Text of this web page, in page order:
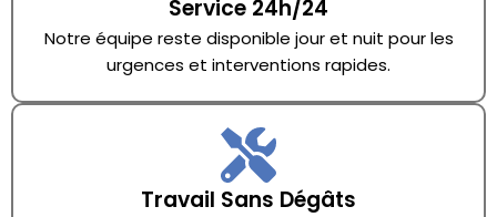
Service 24h/24
Notre équipe reste disponible jour et nuit pour les
urgences et interventions rapides.
Travail Sans Dégâts